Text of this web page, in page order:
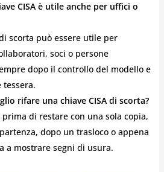
CISA è utile anche per uffici o
scorta può essere utile per
soci o persone
dopo il controllo del modello e
tessera.
rifare una chiave CISA di scorta?
prima di restare con una sola copia,
dopo un trasloco o appena
a mostrare segni di usura.